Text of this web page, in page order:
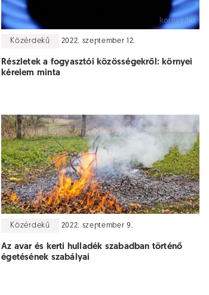
Közérdekű 2022. szeptember 12.
Részletek a fogyasztói közösségekről: környei
kérelem minta
Közérdekű 2022. szeptember 9.
Az avar és kerti hulladék szabadban történő
égetésének szabályai